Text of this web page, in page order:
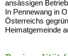
ansässigen
In Pennewang in
Österreichs
Heimatgemeinde